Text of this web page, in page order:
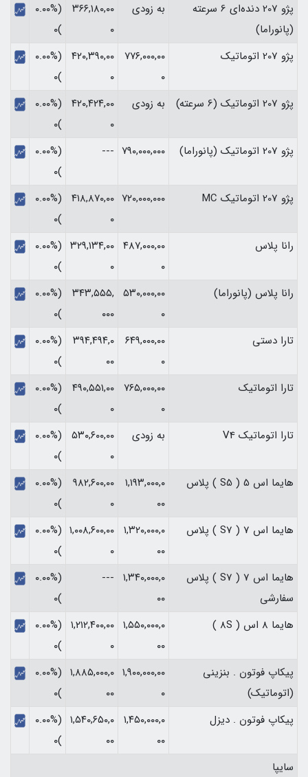
پژو 207 دنده‌ای 6 سرعته
(پانوراما)
به زودی
۳۶۶,۱۸۰,۰۰
۰
(۰.۰۰%
)۰
پژو 207 اتوماتیک
۷۷۶,۰۰۰,۰۰
۰
۴۲۰,۳۹۰,۰۰
۰
(۰.۰۰%
)۰
پژو 207 اتوماتیک (6 سرعته)
به زودی
۴۲۰,۴۲۴,۰۰
۰
(۰.۰۰%
)۰
پژو 207 اتوماتیک (پانوراما)
۷۹۰,۰۰۰,۰۰۰ ---
(۰.۰۰%
)۰
پژو 207 اتوماتیک MC
۷۲۰,۰۰۰,۰۰۰ ۴۱۸,۸۷۰,۰۰
۰
(۰.۰۰%
)۰
رانا پلاس
۴۸۷,۰۰۰,۰۰
۰
۳۲۹,۱۳۴,۰۰
۰
(۰.۰۰%
)۰
رانا پلاس (پانوراما)
۵۳۰,۰۰۰,۰۰
۰
۳۴۳,۵۵۵,
۰۰۰
(۰.۰۰%
)۰
تارا دستی
۶۴۹,۰۰۰,۰۰
۰
۳۹۴,۴۹۴,۰
۰۰
(۰.۰۰%
)۰
تارا اتوماتیک
۷۶۵,۰۰۰,۰۰
۰
۴۹۰,۵۵۱,۰۰
۰
(۰.۰۰%
)۰
تارا اتوماتیک V4
به زودی
۵۳۰,۶۰۰,۰۰
۰
(۰.۰۰%
)۰
هایما اس 5 ( S5 ) پلاس
۱,۱۹۳,۰۰۰,۰
۰۰
۹۸۲,۶۰۰,۰۰
۰
(۰.۰۰%
)۰
هایما اس 7 ( S7 ) پلاس
۱,۳۲۰,۰۰۰,۰
۰۰
۱,۰۰۸,۶۰۰,۰۰
۰
(۰.۰۰%
)۰
هایما اس 7 ( S7 ) پلاس
سفارشی
۱,۳۴۰,۰۰۰,۰
۰۰
---
(۰.۰۰%
)۰
هایما 8 اس ( 8S )
۱,۵۵۰,۰۰۰,۰
۰۰
۱,۲۱۲,۴۰۰,۰۰
۰
(۰.۰۰%
)۰
پیکاپ فوتون . بنزینی
(اتوماتیک)
۱,۹۰۰,۰۰۰,۰۰
۰
۱,۸۸۵,۰۰۰,۰
۰۰
(۰.۰۰%
)۰
پیکاپ فوتون . دیزل
۱,۴۵۰,۰۰۰,۰
۰۰
۱,۵۴۰,۶۵۰,۰
۰۰
(۰.۰۰%
)۰
سایپا